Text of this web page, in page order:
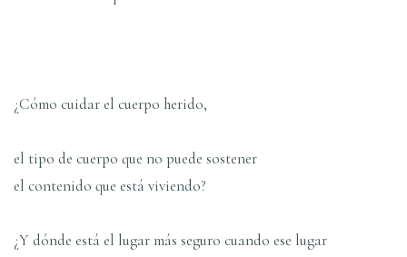
¿Cómo cuidar el cuerpo herido,
el tipo de cuerpo que no puede sostener
el contenido que está viviendo?
¿Y dónde está el lugar más seguro cuando ese lugar